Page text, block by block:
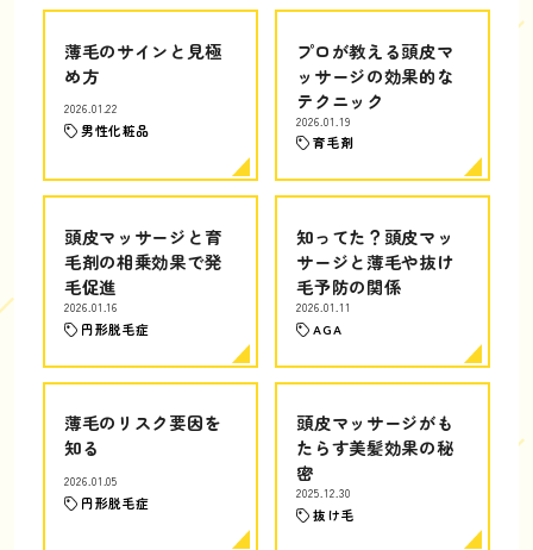
薄毛のサインと見極
め方
2026.01.22
男性化粧品
プロが教える頭皮マ
ッサージの効果的な
テクニック
2026.01.19
育毛剤
頭皮マッサージと育
毛剤の相乗効果で発
毛促進
2026.01.16
円形脱毛症
知ってた？頭皮マッ
サージと薄毛や抜け
毛予防の関係
2026.01.11
AGA
薄毛のリスク要因を
知る
2026.01.05
円形脱毛症
頭皮マッサージがも
たらす美髪効果の秘
密
2025.12.30
抜け毛